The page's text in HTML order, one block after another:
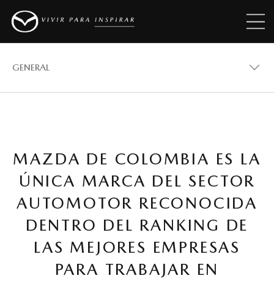
GENERAL
VEHÍCULOS
REVISTAS MAZDA STORIES
MAZDA DE COLOMBIA ES LA
ÚNICA MARCA DEL SECTOR
AUTOMOTOR RECONOCIDA
DENTRO DEL RANKING DE
LAS MEJORES EMPRESAS
PARA TRABAJAR EN